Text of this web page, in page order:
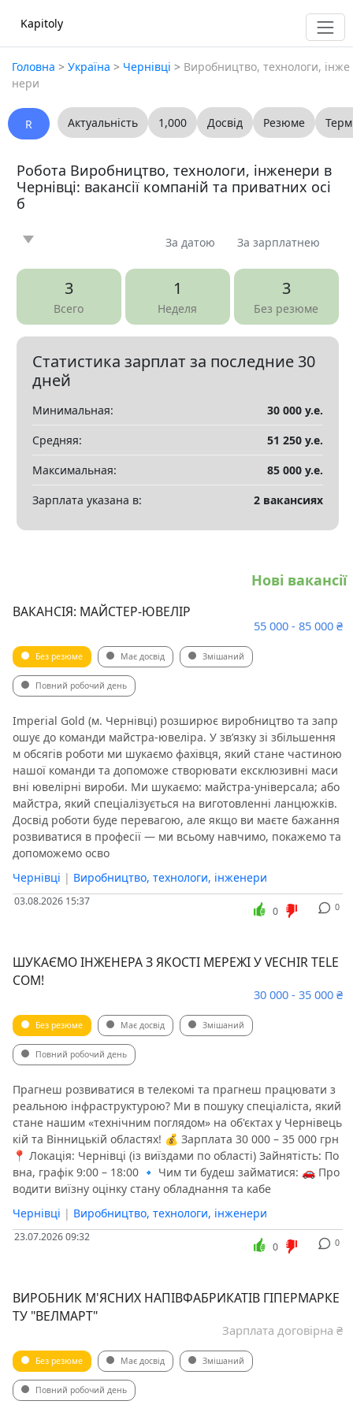
Kapitoly
Головна > Україна > Чернівці > Виробництво, технологи, інже
нери
R Актуальність 1,000 Досвід Резюме
Робота Виробництво, технологи, інженери в
Чернівці: вакансії компаній та приватних осі
б
Новина 0 Стаття 0 Пропоную 0 Шукаю 0
Запитання 7
Показать все разделы▼
За датою За зарплатнею
3
Всего
1
Неделя
3
Без резюме
Статистика зарплат за последние 30
дней
Минимальная:
30 000 у.е.
Средняя:
51 250 у.е.
Максимальная:
85 000 у.е.
Зарплата указана в:
2 вакансиях
Нові вакансії
ВАКАНСІЯ: МАЙСТЕР-ЮВЕЛІР
55 000 - 85 000 ₴
Без резюме Має досвід Змішаний
Повний робочий день
Imperial Gold (м. Чернівці) розширює виробництво та запр
ошує до команди майстра-ювеліра. У зв’язку зі збільшення
м обсягів роботи ми шукаємо фахівця, який стане частиною
нашої команди та допоможе створювати ексклюзивні маси
вні ювелірні вироби. Ми шукаємо: майстра-універсала; або
майстра, який спеціалізується на виготовленні ланцюжків.
Досвід роботи буде перевагою, але якщо ви маєте бажання
розвиватися в професії — ми всьому навчимо, покажемо та
допоможемо осво
Чернівці | Виробництво, технологи, інженери
03.08.2026 15:37 0
0
ШУКАЄМО ІНЖЕНЕРА З ЯКОСТІ МЕРЕЖІ У VECHIR TELE
COM!
30 000 - 35 000 ₴
Без резюме Має досвід Змішаний
Повний робочий день
Прагнеш розвиватися в телекомі та прагнеш працювати з
реальною інфраструктурою? Ми в пошуку спеціаліста, який
стане нашим «технічним поглядом» на об'єктах у Чернівець
кій та Вінницькій областях! 💰 Зарплата 30 000 – 35 000 грн
📍 Локація: Чернівці (із виїздами по області) Зайнятість: По
вна, графік 9:00 – 18:00 🔹 Чим ти будеш займатися: 🚗 Про
водити виїзну оцінку стану обладнання та кабе
Чернівці | Виробництво, технологи, інженери
23.07.2026 09:32 0
0
ВИРОБНИК М'ЯСНИХ НАПІВФАБРИКАТІВ ГІПЕРМАРКЕ
ТУ "ВЕЛМАРТ"
Зарплата договірна ₴
Без резюме Має досвід Змішаний
Повний робочий день